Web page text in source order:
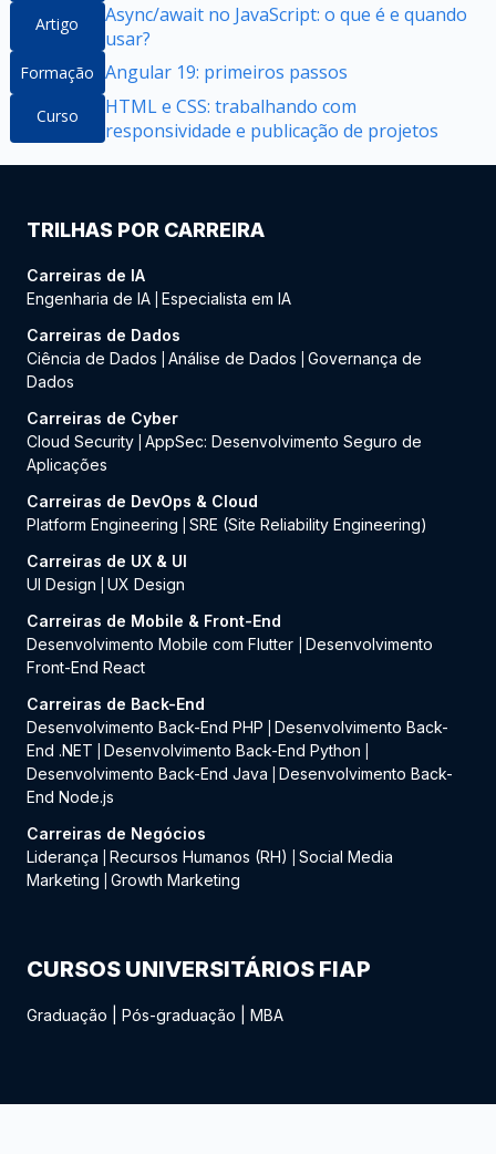
Artigo
Async/await no JavaScript: o que é e quando
usar?
Formação Angular 19: primeiros passos
Curso
HTML e CSS: trabalhando com
responsividade e publicação de projetos
TRILHAS POR CARREIRA
Carreiras de IA
Engenharia de IA Especialista em IA
Carreiras de Dados
Ciência de Dados
Análise de Dados
Governança de
Dados
Carreiras de Cyber
Cloud Security AppSec: Desenvolvimento Seguro de
Aplicações
Carreiras de DevOps & Cloud
Platform Engineering
SRE (Site Reliability Engineering)
Carreiras de UX & UI
UI Design
UX Design
Carreiras de Mobile & Front-End
Desenvolvimento Mobile com Flutter
Desenvolvimento
Front-End React
Carreiras de Back-End
Desenvolvimento Back-End PHP
Desenvolvimento Back-
End .NET
Desenvolvimento Back-End Python
Desenvolvimento Back-End Java
Desenvolvimento Back-
End Node.js
Carreiras de Negócios
Liderança
Recursos Humanos (RH)
Social Media
Marketing
Growth Marketing
CURSOS UNIVERSITÁRIOS FIAP
Graduação Pós-graduação MBA